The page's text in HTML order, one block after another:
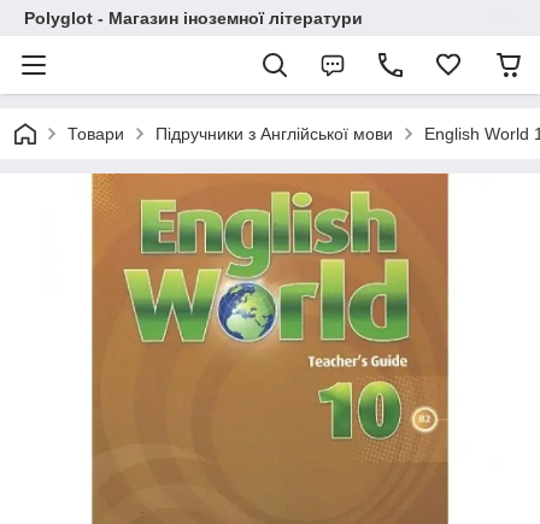
Polyglot - Магазин іноземної літератури
Товари Підручники з Англійської мови English World